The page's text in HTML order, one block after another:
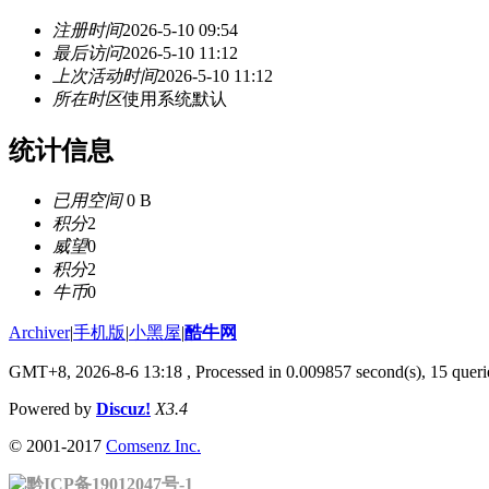
注册时间2026-5-10 09:54
最后访问2026-5-10 11:12
上次活动时间2026-5-10 11:12
所在时区使用系统默认
统计信息
已用空间0 B
积分2
威望0
积分2
牛币0
Archiver|手机版|小黑屋|酷牛网
GMT+8, 2026-8-6 13:18 , Processed in 0.009857 second(s), 15
Powered by Discuz! X3.4
© 2001-2017 Comsenz Inc.
黔ICP备19012047号-1